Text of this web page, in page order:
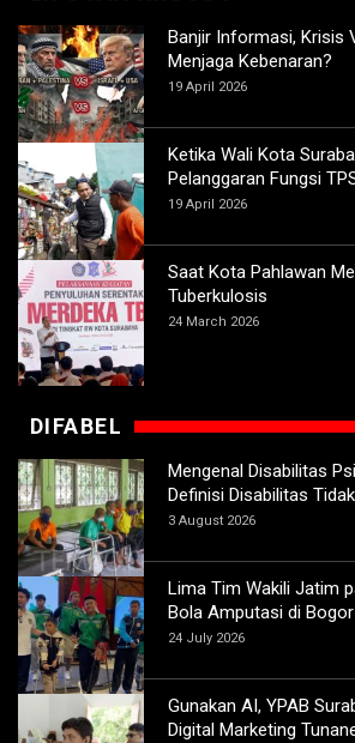
Banjir Informasi, Krisis
Menjaga Kebenaran?
19 April 2026
Ketika Wali Kota
Pelanggaran Fungsi
19 April 2026
Saat Kota Pahlawan
Tuberkulosis
24 March 2026
DIFABEL
Mengenal Disabilitas
Definisi Disabilitas
3 August 2026
Lima Tim Wakili Jatim
Bola Amputasi di Bogor
24 July 2026
Gunakan AI, YPAB
Digital Marketing